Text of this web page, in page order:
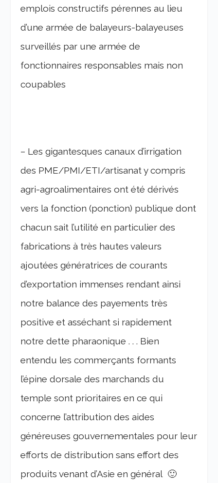
emplois constructifs pérennes au lieu
d’une armée de balayeurs-balayeuses
surveillés par une armée de
fonctionnaires responsables mais non
coupables
– Les gigantesques canaux d’irrigation
des PME/PMI/ETI/artisanat y compris
agri-agroalimentaires ont été dérivés
vers la fonction (ponction) publique dont
chacun sait l’utilité en particulier des
fabrications à très hautes valeurs
ajoutées génératrices de courants
d’exportation immenses rendant ainsi
notre balance des payements très
positive et asséchant si rapidement
notre dette pharaonique . . . Bien
entendu les commerçants formants
l’épine dorsale des marchands du
temple sont prioritaires en ce qui
concerne l’attribution des aides
généreuses gouvernementales pour leur
efforts de distribution sans effort des
produits venant d’Asie en général 🙂